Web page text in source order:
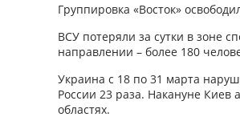
Группировка «Восток»
ВСУ потеряли за сутки в зоне
направлении – более 180
Украина с 18 по 31 марта
России 23 раза. Накануне Киев
областях.